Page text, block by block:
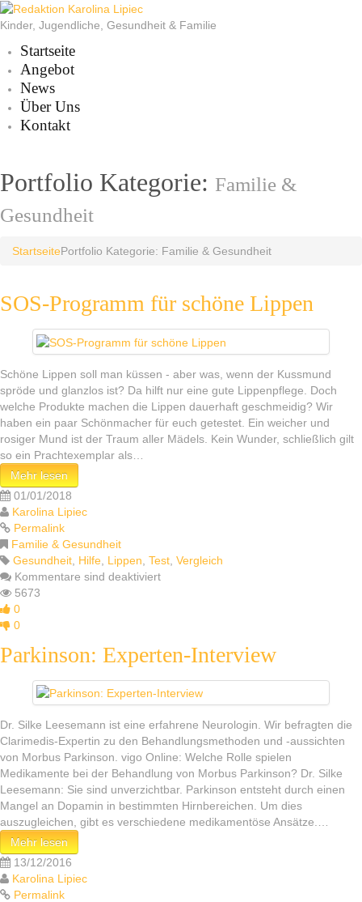
Kinder, Jugendliche, Gesundheit & Familie
Startseite
Angebot
News
Über Uns
Kontakt
Portfolio Kategorie: Familie &
Gesundheit
StartseitePortfolio Kategorie: Familie & Gesundheit
SOS-Programm für schöne Lippen
Schöne Lippen soll man küssen - aber was, wenn der Kussmund
spröde und glanzlos ist? Da hilft nur eine gute Lippenpflege. Doch
welche Produkte machen die Lippen dauerhaft geschmeidig? Wir
haben ein paar Schönmacher für euch getestet. Ein weicher und
rosiger Mund ist der Traum aller Mädels. Kein Wunder, schließlich gilt
so ein Prachtexemplar als…
Mehr lesen
01/01/2018
Karolina Lipiec
Permalink
Familie & Gesundheit
Gesundheit Hilfe Lippen Test Vergleich
Kommentare sind deaktiviert
5673
0
0
Parkinson: Experten-Interview
Dr. Silke Leesemann ist eine erfahrene Neurologin. Wir befragten die
Clarimedis-Expertin zu den Behandlungsmethoden und -aussichten
von Morbus Parkinson. vigo Online: Welche Rolle spielen
Medikamente bei der Behandlung von Morbus Parkinson? Dr. Silke
Leesemann: Sie sind unverzichtbar. Parkinson entsteht durch einen
Mangel an Dopamin in bestimmten Hirnbereichen. Um dies
auszugleichen, gibt es verschiedene medikamentöse Ansätze.…
Mehr lesen
13/12/2016
Karolina Lipiec
Permalink